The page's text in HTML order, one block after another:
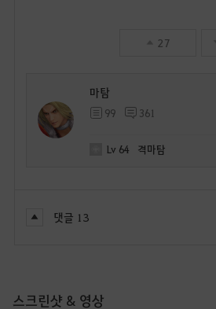
27
마탐
99 361
Lv 64 격마탐
댓글 13
스크린샷 & 영상